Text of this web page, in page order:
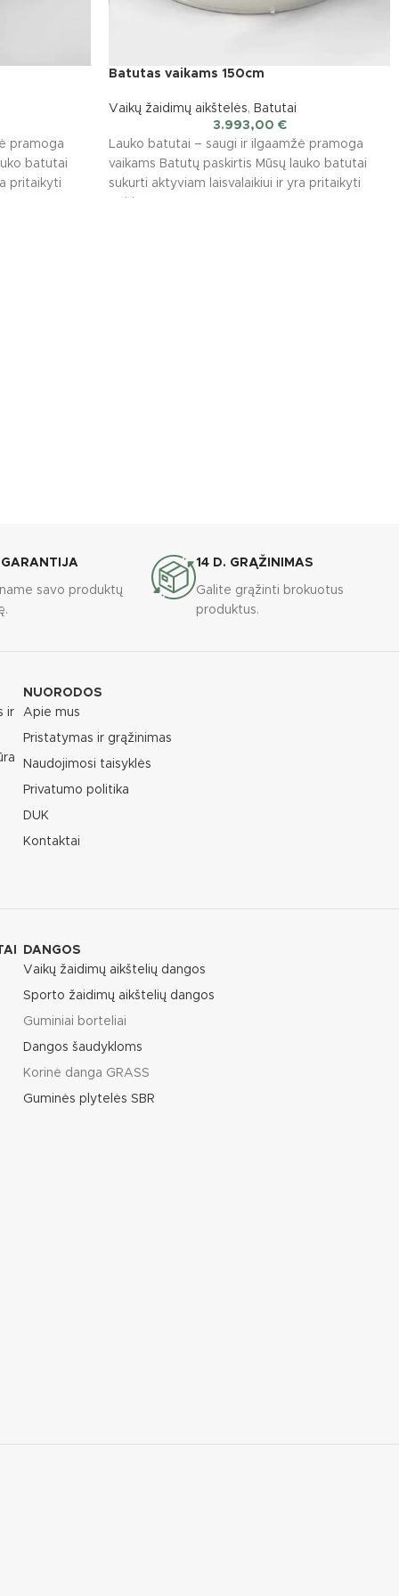
pramoga
batutai
pritaikyti
Batutas vaikams 150cm
Vaikų žaidimų aikštelės, Batutai
3.993,00 €
Lauko batutai – saugi ir ilgaamžė pramoga
vaikams Batutų paskirtis Mūsų lauko batutai
sukurti aktyviam laisvalaikiui ir yra pritaikyti
savo produktų
14 D. GRĄŽINIMAS
Galite grąžinti brokuotus
produktus.
ir
NUORODOS
Apie mus
Pristatymas ir grąžinimas
Naudojimosi taisyklės
Privatumo politika
DUK
Kontaktai
DANGOS
Vaikų žaidimų aikštelių dangos
Sporto žaidimų aikštelių dangos
Guminiai borteliai
Dangos šaudykloms
Korinė danga GRASS
Guminės plytelės SBR